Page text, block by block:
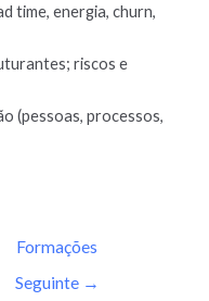
time, energia, churn,
riscos e
(pessoas, processos,
Formações
Seguinte →